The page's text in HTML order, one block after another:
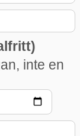
inte en